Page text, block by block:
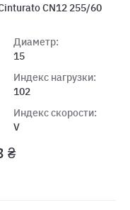
CN12 255/60
Диаметр:
15
Индекс нагрузки:
102
Индекс скорости:
V
₴